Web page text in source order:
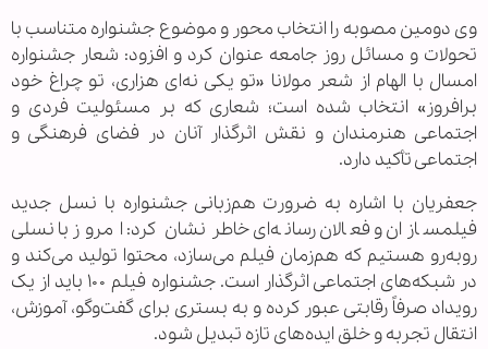
وی دومین مصوبه را انتخاب محور و موضوع جشنواره متناسب با
تحولات و مسائل روز جامعه عنوان کرد و افزود: شعار جشنواره
امسال با الهام از شعر مولانا «تو یکی نه‌ای هزاری، تو چراغ خود
برافروز» انتخاب شده است؛ شعاری که بر مسئولیت فردی و
اجتماعی هنرمندان و نقش اثرگذار آنان در فضای فرهنگی و
اجتماعی تأکید دارد.
جعفریان با اشاره به ضرورت هم‌زبانی جشنواره با نسل جدید
فیلمسازان و فعالان رسانه‌ای خاطرنشان کرد: امروز با نسلی
روبه‌رو هستیم که هم‌زمان فیلم می‌سازد، محتوا تولید می‌کند و
در شبکه‌های اجتماعی اثرگذار است. جشنواره فیلم ۱۰۰ باید از یک
رویداد صرفاً رقابتی عبور کرده و به بستری برای گفت‌وگو، آموزش،
انتقال تجربه و خلق ایده‌های تازه تبدیل شود.